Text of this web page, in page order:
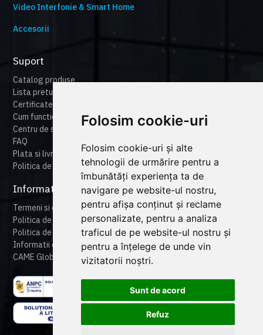
Folosim cookie-uri
Folosim cookie-uri și alte
tehnologii de urmărire pentru a
îmbunătăți experiența ta de
navigare pe website-ul nostru,
pentru afișa conținut și reclame
personalizate, pentru a analiza
traficul de pe website-ul nostru și
pentru a înțelege de unde vin
vizitatorii noștri.
Sunt de acord
Refuz
Video Interfonie & Smart Home
Accesorii
Suport
Catalog produse
Lista preturi
Certificate
Cum functioneaza cameonline
Centru de suport
FAQ
Plata si livrare
Politica de retur
Informatii legale
Termeni si conditii
Politica de confidentialitate
Politica de cookies
Informatii despre produse
CAME Global